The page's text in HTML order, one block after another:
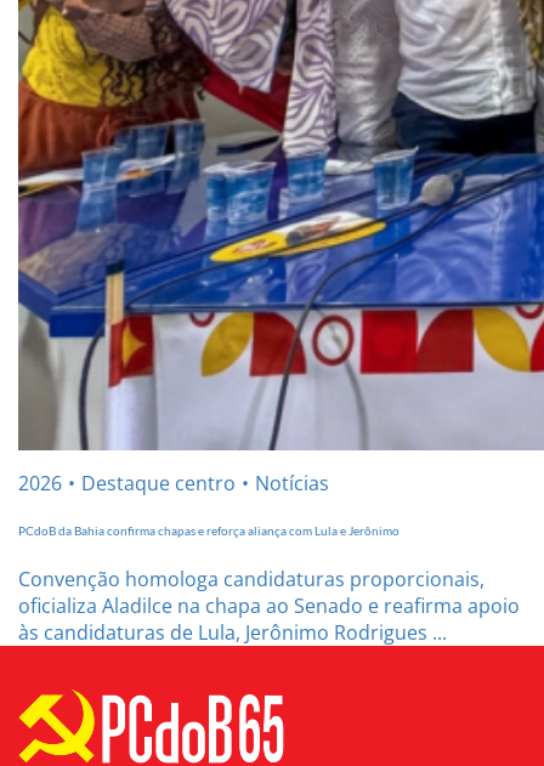
2026 Destaque centro Notícias
PCdoB da Bahia confirma chapas e reforça aliança com Lula e Jerônimo
Convenção homologa candidaturas proporcionais,
oficializa Aladilce na chapa ao Senado e reafirma apoio
às candidaturas de Lula, Jerônimo Rodrigues ...